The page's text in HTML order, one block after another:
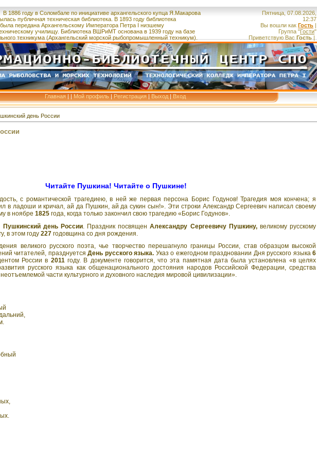
В 1886 году в Соломбале по инициативе архангельского купца Я.Макарова
публичная техническая библиотека. В 1893 году библиотека
была переданаАрхангельскому Императора Петра I низшему
училищу. Библиотека ВШРиМТ основана в 1939 году на базе
техникума (Архангельский морской рыбопромышленный техникум).
Пятница, 07.08.2026,
12:37
Вы вошли как Гость |
Группа "Гости"
Приветствую Вас Гость |
Главная | | Мой профиль | Регистрация | Выход | Вход
день России
Читайте Пушкина! Читайте о Пушкине!
с романтической трагедиею, в ней же первая персона Борис Годунов! Трагедия моя кончена; я
в ладоши и кричал, ай да Пушкин, ай да сукин сын!». Эти строки Александр Сергеевич написал своему
в ноябре 1825 года, когда только закончил свою трагедию «Борис Годунов».
Пушкинский день России. Праздник посвященАлександру Сергеевичу Пушкину,великому русскому
в этом году 227 годовщина со дня рождения.
великого русского поэта, чье творчество перешагнуло границы России, став образцом высокой
читателей, празднуется День русского языка. Указ о ежегодном праздновании Дня русского языка 6
России в 2011году. В документе говорится, что эта памятная дата была установлена «в целях
русского языка как общенационального достояния народов Российской Федерации, средства
части культурного и духовного наследия мировой цивилизации».